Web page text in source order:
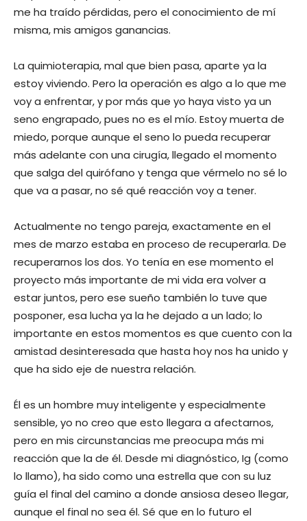
me ha traído pérdidas, pero el conocimiento de mí
misma, mis amigos ganancias.
La quimioterapia, mal que bien pasa, aparte ya la
estoy viviendo. Pero la operación es algo a lo que me
voy a enfrentar, y por más que yo haya visto ya un
seno engrapado, pues no es el mío. Estoy muerta de
miedo, porque aunque el seno lo pueda recuperar
más adelante con una cirugía, llegado el momento
que salga del quirófano y tenga que vérmelo no sé lo
que va a pasar, no sé qué reacción voy a tener.
Actualmente no tengo pareja, exactamente en el
mes de marzo estaba en proceso de recuperarla. De
recuperarnos los dos. Yo tenía en ese momento el
proyecto más importante de mi vida era volver a
estar juntos, pero ese sueño también lo tuve que
posponer, esa lucha ya la he dejado a un lado; lo
importante en estos momentos es que cuento con la
amistad desinteresada que hasta hoy nos ha unido y
que ha sido eje de nuestra relación.
Él es un hombre muy inteligente y especialmente
sensible, yo no creo que esto llegara a afectarnos,
pero en mis circunstancias me preocupa más mi
reacción que la de él. Desde mi diagnóstico, Ig (como
lo llamo), ha sido como una estrella que con su luz
guía el final del camino a donde ansiosa deseo llegar,
aunque el final no sea él. Sé que en lo futuro el